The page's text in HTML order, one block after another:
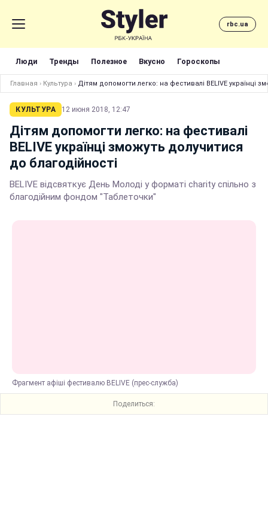
rbc.ua
Люди Тренды Полезное Вкусно Гороскопы
Главная › Культура › Дітям допомогти легко: на фестивалі BELIVE українці
КУЛЬТУРА 12 июня 2018, 12:47
Дітям допомогти легко: на фестивалі
BELIVE українці зможуть долучитися
до благодійності
BELIVE відсвяткує День Молоді у форматі charity спільно з
благодійним фондом "Таблеточки"
Фрагмент афіші фестивалю BELIVE (прес-служба)
Поделиться: